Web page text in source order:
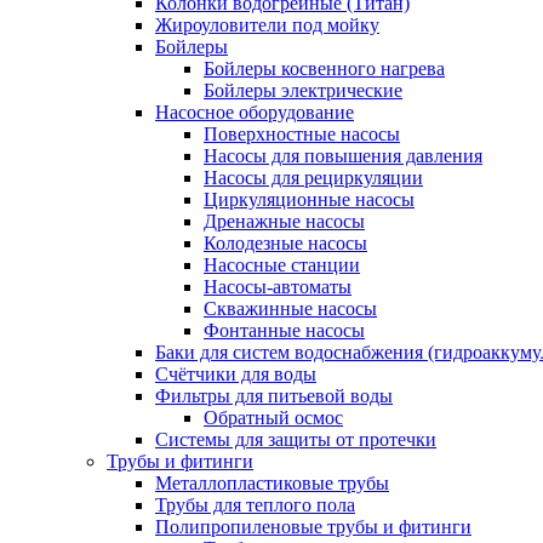
Жироуловители под мойку
Бойлеры
Бойлеры косвенного нагрева
Бойлеры электрические
Насосное оборудование
Поверхностные насосы
Насосы для повышения давления
Насосы для рециркуляции
Циркуляционные насосы
Дренажные насосы
Колодезные насосы
Насосные станции
Насосы-автоматы
Скважинные насосы
Фонтанные насосы
Баки для систем водоснабжения
Счётчики для воды
Фильтры для питьевой воды
Обратный осмос
Системы для защиты от протечки
Трубы и фитинги
Металлопластиковые трубы
Трубы для теплого пола
Полипропиленовые трубы и фитинги